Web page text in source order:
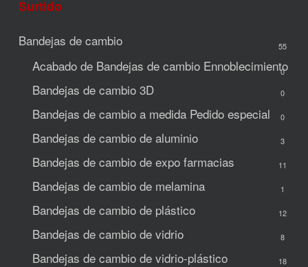
Surtido
Bandejas de cambio 55
Acabado de Bandejas de cambio Ennoblecimiento
0
Bandejas de cambio 3D 0
Bandejas de cambio a medida Pedido especial 0
Bandejas de cambio de aluminio 3
Bandejas de cambio de expo farmacias 11
Bandejas de cambio de melamina 1
Bandejas de cambio de plástico 12
Bandejas de cambio de vidrio 8
Bandejas de cambio de vidrio-plástico 18